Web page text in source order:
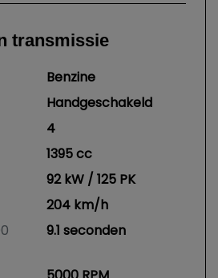
transmissie
Benzine
Handgeschakeld
4
1395 cc
92 kW / 125 PK
204 km/h
9.1 seconden